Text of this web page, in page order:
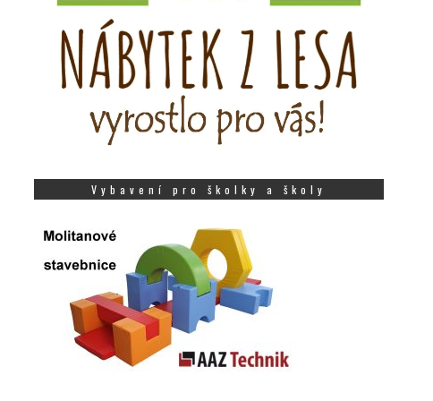
Vybavení pro školky a školy